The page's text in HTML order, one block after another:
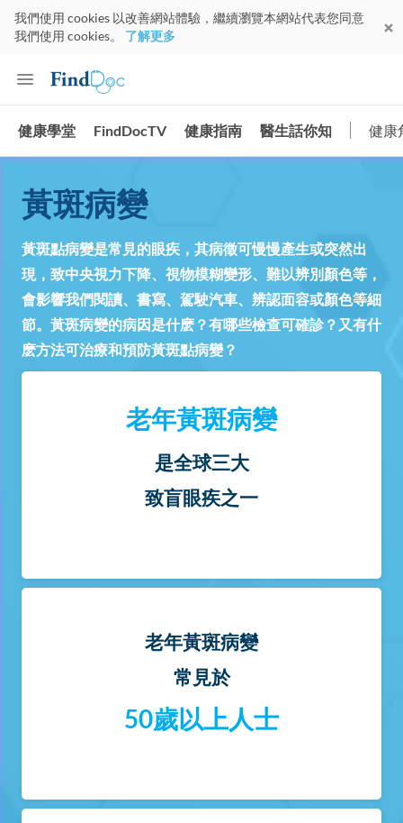
我們使用 cookies 以改善網站體驗，繼續瀏覽本網站代表您同意
我們使用 cookies。 了解更多
健康學堂 FindDocTV 健康指南 醫生話你知 健康
黃斑病變
黃斑點病變是常見的眼疾，其病徵可慢慢產生或突然出
現，致中央視力下降、視物模糊變形、難以辨別顏色等，
會影響我們閱讀、書寫、駕駛汽車、辨認面容或顏色等細
節。黃斑病變的病因是什麽？有哪些檢查可確診？又有什
麽方法可治療和預防黃斑點病變？
老年黃斑病變
是全球三大
致盲眼疾之一
老年黃斑病變
常見於
50歲以上人士